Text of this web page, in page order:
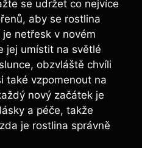
se udržet co nejvíce
aby se rostlina
netřesk v novém
jej umístit na ⁢světlé
obzvláště chvíli‍
také vzpomenout na
nový začátek je
a⁢ péče, takže
je rostlina správně